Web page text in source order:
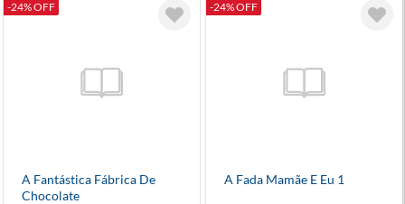
-24% OFF
A Fantástica Fábrica De
Chocolate
-24% OFF
A Fada Mamãe E Eu 1